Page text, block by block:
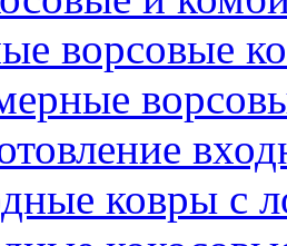
ворсовые
ковры с